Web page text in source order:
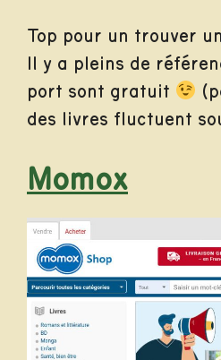
Top pour un trouver
Il y a pleins de
port sont gratuit
des livres fluctuent
Momox